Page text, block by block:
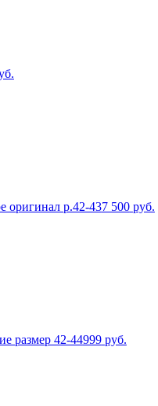
оригинал p.42-437 500 руб.
размер 42-44999 руб.